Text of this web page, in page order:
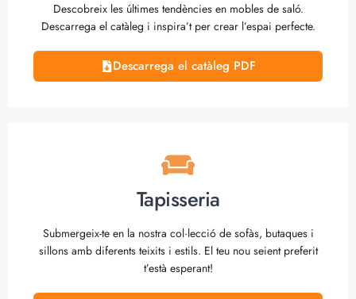
Descobreix les últimes tendències en mobles de saló.
Descarrega el catàleg i inspira’t per crear l’espai perfecte.
Descarrega el catàleg PDF
Tapisseria
Submergeix-te en la nostra col·lecció de sofàs, butaques i
sillons amb diferents teixits i estils. El teu nou seient preferit
t’està esperant!